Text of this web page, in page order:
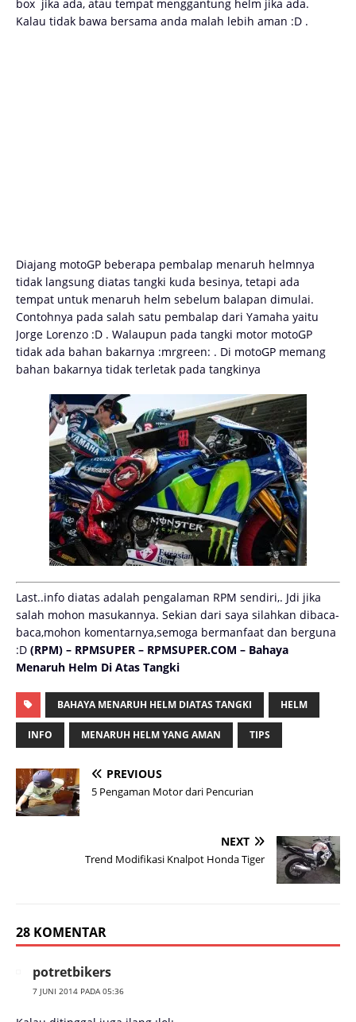
box jika ada, atau tempat menggantung helm jika ada.
Kalau tidak bawa bersama anda malah lebih aman :D .
Diajang motoGP beberapa pembalap menaruh helmnya
tidak langsung diatas tangki kuda besinya, tetapi ada
tempat untuk menaruh helm sebelum balapan dimulai.
Contohnya pada salah satu pembalap dari Yamaha yaitu
Jorge Lorenzo :D . Walaupun pada tangki motor motoGP
tidak ada bahan bakarnya :mrgreen: . Di motoGP memang
bahan bakarnya tidak terletak pada tangkinya
Last..info diatas adalah pengalaman RPM sendiri,. Jdi jika
salah mohon masukannya. Sekian dari saya silahkan dibaca-
baca,mohon komentarnya,semoga bermanfaat dan berguna
:D (RPM) – RPMSUPER – RPMSUPER.COM – Bahaya
Menaruh Helm Di Atas Tangki
BAHAYA MENARUH HELM DIATAS TANGKI HELM
INFO MENARUH HELM YANG AMAN TIPS
PREVIOUS
5 Pengaman Motor dari Pencurian
NEXT
Trend Modifikasi Knalpot Honda Tiger
28 KOMENTAR
potretbikers
7 JUNI 2014 PADA 05:36